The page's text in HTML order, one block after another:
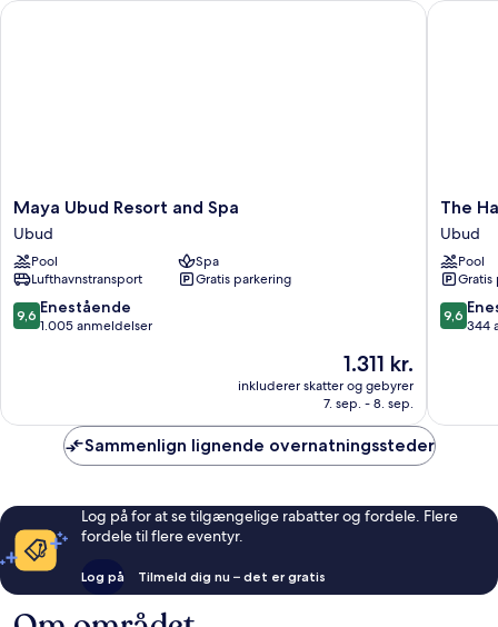
-
Maya
Ubud
Resort
and
Spa
Ubud
Maya Ubud Resort and Spa
Ubud
Pool
Spa
Lufthavnstransport
Gratis parkering
9.6
ud
anmeldelser
9,6 Enestående
1.005 anmeldelser
Prisen
er
1.311 kr.
1.311 kr.
inkluderer skatter og gebyrer
7. sep. - 8. sep.
Maya Ubud Resort and Spa
The
Hava
Ubud
A
Pramana
Ubud
The
Ubud
Pool
Gratis
9.6
ud
9,6
344
The
Sammenlign lignende overnatningssteder
Log på for at se tilgængelige rabatter og fordele. Flere
fordele til flere eventyr.
Log på Tilmeld dig nu – det er gratis